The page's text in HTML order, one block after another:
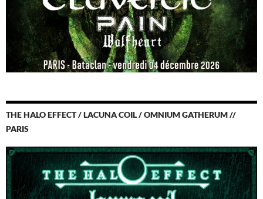
THE HALO EFFECT / LACUNA COIL / OMNIUM GATHERUM //
PARIS